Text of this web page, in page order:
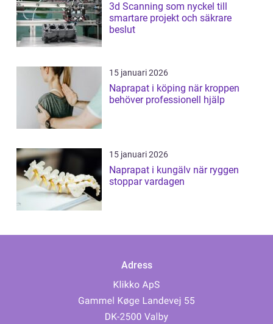
3d Scanning som nyckel till
smartare projekt och säkrare
beslut
15 januari 2026
Naprapat i köping när kroppen
behöver professionell hjälp
15 januari 2026
Naprapat i kungälv när ryggen
stoppar vardagen
Adress